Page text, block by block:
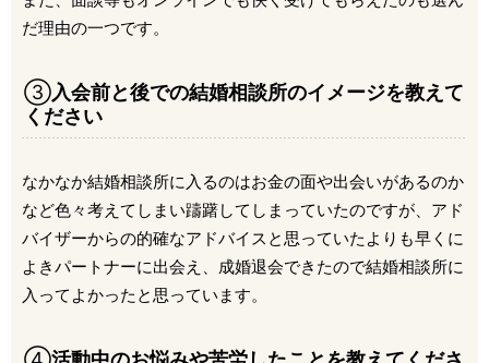
だ理由の一つです。
③入会前と後での結婚相談所のイメージを教えて
ください
なかなか結婚相談所に入るのはお金の面や出会いがあるのか
など色々考えてしまい躊躇してしまっていたのですが、アド
バイザーからの的確なアドバイスと思っていたよりも早くに
よきパートナーに出会え、成婚退会できたので結婚相談所に
入ってよかったと思っています。